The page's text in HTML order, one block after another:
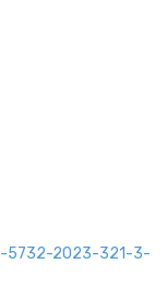
5732-2023-321-3-